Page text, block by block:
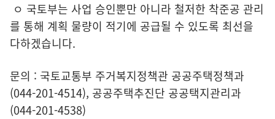
ㅇ 국토부는 사업 승인뿐만 아니라 철저한 착준공 관리
를 통해 계획 물량이 적기에 공급될 수 있도록 최선을
다하겠습니다.
문의 : 국토교통부 주거복지정책관 공공주택정책과
(044-201-4514), 공공주택추진단 공공택지관리과
(044-201-4538)